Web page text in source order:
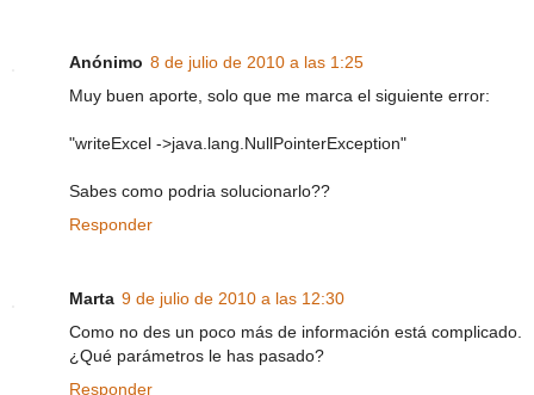
Anónimo 8 de julio de 2010 a las 1:25
Muy buen aporte, solo que me marca el siguiente error:
"writeExcel ->java.lang.NullPointerException"
Sabes como podria solucionarlo??
Responder
Marta 9 de julio de 2010 a las 12:30
Como no des un poco más de información está complicado.
¿Qué parámetros le has pasado?
Responder